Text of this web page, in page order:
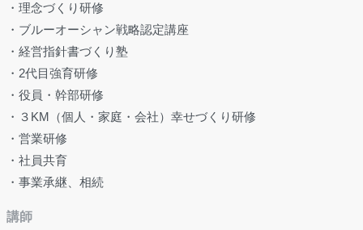
・理念づくり研修
・ブルーオーシャン戦略認定講座
・経営指針書づくり塾
・2代目強育研修
・役員・幹部研修
・３KM（個人・家庭・会社）幸せづくり研修
・営業研修
・社員共育
・事業承継、相続
講師